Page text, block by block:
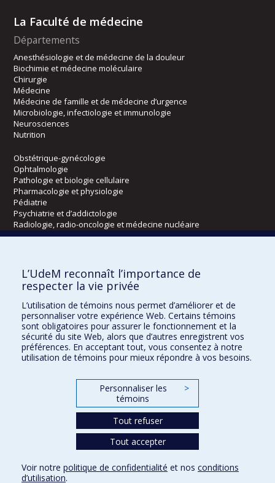
La Faculté de médecine
Départements
Anesthésiologie et de médecine de la douleur
Biochimie et médecine moléculaire
Chirurgie
Médecine
Médecine de famille et de médecine d’urgence
Microbiologie, infectiologie et immunologie
Neurosciences
Nutrition
Obstétrique-gynécologie
Ophtalmologie
Pathologie et biologie cellulaire
Pharmacologie et physiologie
Pédiatrie
Psychiatrie et d’addictologie
Radiologie, radio-oncologie et médecine nucléaire
Kinésiologie et des sciences de l’activité physique
Orthophonie et audiologie
Réadaptation
Directions
DPC
CPASS
L’UdeM reconnaît l’importance de
respecter la vie privée
L’utilisation de témoins nous permet d’améliorer et de
personnaliser votre expérience Web. Certains témoins
sont obligatoires pour assurer le fonctionnement et la
sécurité du site Web, alors que d’autres enregistrent vos
préférences. En acceptant tout, vous consentez à notre
utilisation de témoins pour mieux répondre à vos besoins.
Personnaliser les
témoins
>
Tout refuser
Tout accepter
Voir notre politique de confidentialité et nos conditions
d’utilisation.